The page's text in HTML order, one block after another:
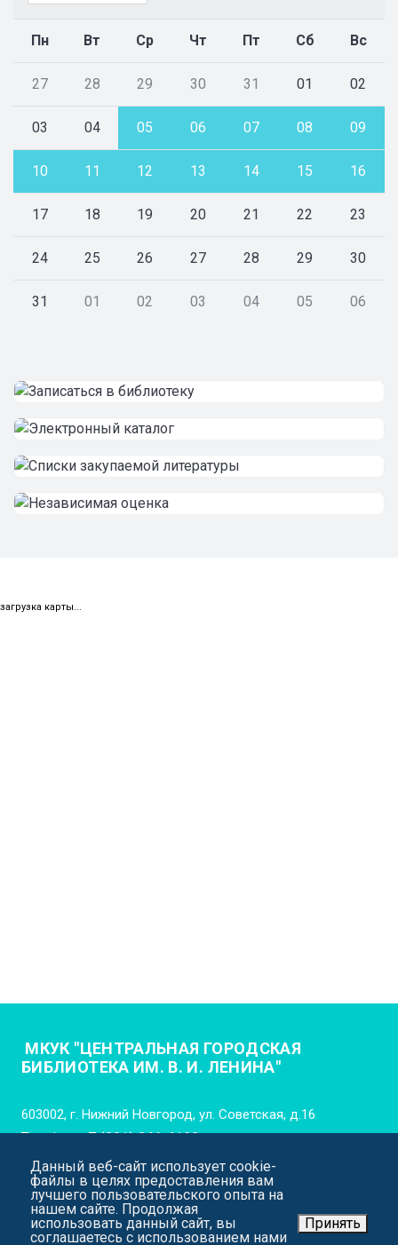
Пн Вт Ср Чт Пт Сб Вс
27 28 29 30 31 01 02
03 04 05 06 07 08 09
10 11 12 13 14 15 16
17 18 19 20 21 22 23
24 25 26 27 28 29 30
31 01 02 03 04 05 06
загрузка карты...
МКУК "ЦЕНТРАЛЬНАЯ ГОРОДСКАЯ
БИБЛИОТЕКА ИМ. В. И. ЛЕНИНА"
603002, г. Нижний Новгород, ул. Советская, д.16
Телефон:+7 (831) 246-4102
E-mail:cgb_lenina_nn@mail.52gov.ru
Данный веб-сайт использует cookie-
файлы в целях предоставления вам
лучшего пользовательского опыта на
нашем сайте. Продолжая
использовать данный сайт, вы
соглашаетесь с использованием нами
Принять